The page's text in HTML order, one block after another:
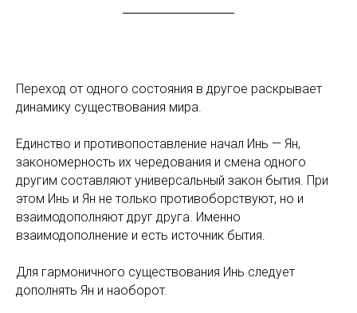
Переход от одного состояния в другое раскрывает
динамику существования мира.
Единство и противопоставление начал Инь — Ян,
закономерность их чередования и смена одного
другим составляют универсальный закон бытия. При
этом Инь и Ян не только противоборствуют, но и
взаимодополняют друг друга. Именно
взаимодополнение и есть источник бытия.
Для гармоничного существования Инь следует
дополнять Ян и наоборот.